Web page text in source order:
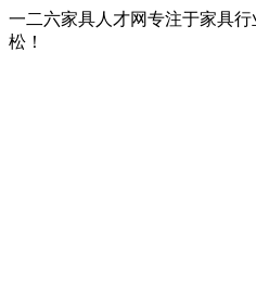
一二六家具人才网专注于家具
松！